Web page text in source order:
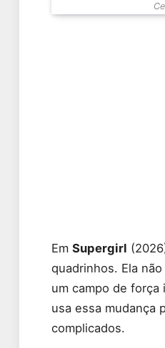
Em Supergirl
quadrinhos. Ela
um campo de
usa essa mudança
complicados.